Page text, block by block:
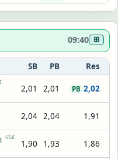
09:40 ⊞
SB PB Res
2,01 2,01 2,02
PB
2,04 2,04 1,91
stat
1,90 1,93 1,86